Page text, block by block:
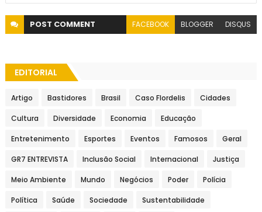
POST COMMENT FACEBOOK BLOGGER DISQUS
EDITORIAL
Artigo Bastidores Brasil Caso Flordelis Cidades
Cultura Diversidade Economia Educação
Entretenimento Esportes Eventos Famosos Geral
GR7 ENTREVISTA Inclusão Social Internacional Justiça
Meio Ambiente Mundo Negócios Poder Polícia
Política Saúde Sociedade Sustentabilidade